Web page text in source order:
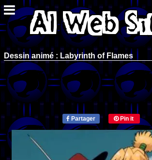
Dessin animé : Labyrinth of Flames
Partager Pin it